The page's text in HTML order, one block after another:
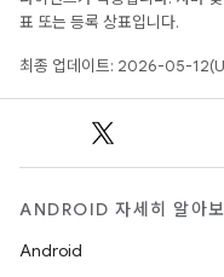
표 또는 등록 상표입니다.
최종 업데이트: 2026-05-
ANDROID 자세히 알아보
Android